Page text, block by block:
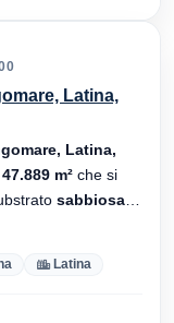
Latina,
Latina,
47.889 m² che si
sabbiosa
Latina